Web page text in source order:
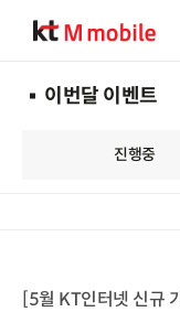
이번달 이벤트
진행중
[5월 KT인터넷 신규